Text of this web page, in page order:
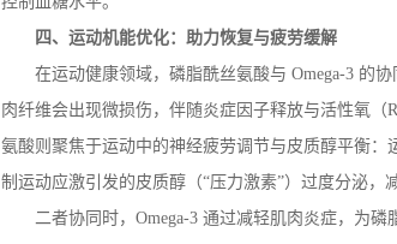
四、运动机能优化：助力恢复与疲劳缓解
在运动健康领域，磷脂酰丝氨酸与 Omega-3 的协
肉纤维会出现微损伤，伴随炎症因子释放与活性氧（
氨酸则聚焦于运动中的神经疲劳调节与皮质醇平衡
制运动应激引发的皮质醇（“压力激素”）过度分泌，
二者协同时， Omega-3 通过减轻肌肉炎症，为磷